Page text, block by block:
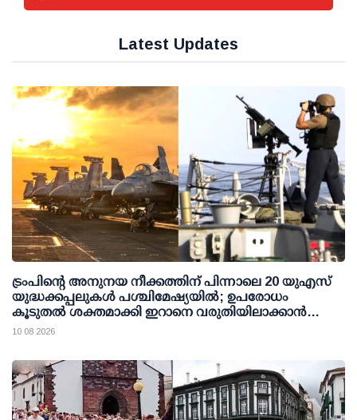
Latest Updates
ട്രംപിന്റെ അനുനയ നീക്കത്തിന് പിന്നാലെ 20 യുഎസ്
യുദ്ധക്കപ്പലുകള്‍ പശ്ചിമേഷ്യയില്‍; ഉപരോധം
കൂടുതല്‍ ശക്തമാക്കി ഇറാനെ വരുതിയിലാക്കാന്‍
നീക്കം
10 08 2026